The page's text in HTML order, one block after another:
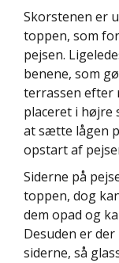
Skorstenen er
toppen, som
pejsen.
benene, som
terrassen efter
placeret i højre
at sætte lågen
opstart af
Siderne på
toppen, dog
dem opad og
Desuden er
siderne, så